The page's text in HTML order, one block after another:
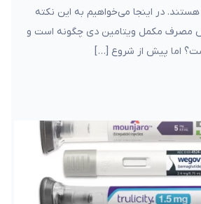
در اینجا می‌خواهیم به این نکته
مصرف مکمل ویتامین دی چگونه است و
اما پیش از شروع […]